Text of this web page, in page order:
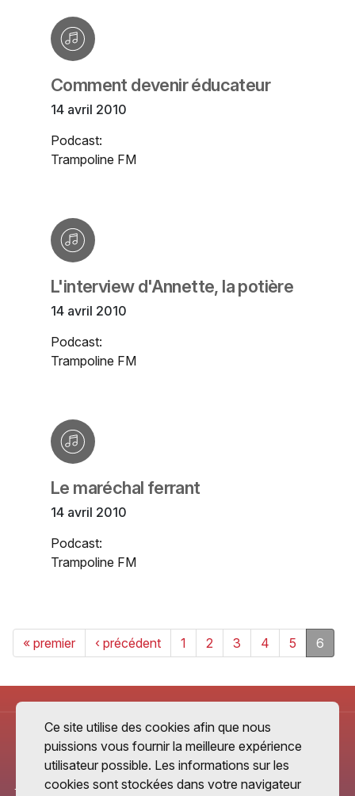
Comment devenir éducateur
14 avril 2010
Podcast:
Trampoline FM
L'interview d'Annette, la potière
14 avril 2010
Podcast:
Trampoline FM
Le maréchal ferrant
14 avril 2010
Podcast:
Trampoline FM
« premier ‹ précédent 1 2 3 4 5 6
Ce site utilise des cookies afin que nous
puissions vous fournir la meilleure expérience
utilisateur possible. Les informations sur les
cookies sont stockées dans votre navigateur